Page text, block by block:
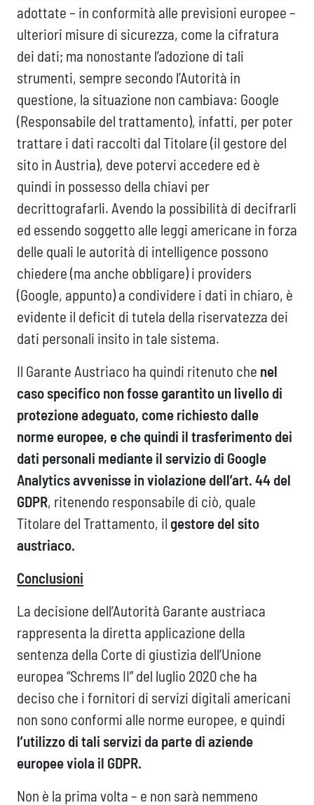
adottate – in conformità alle previsioni europee –
ulteriori misure di sicurezza, come la cifratura
dei dati; ma nonostante l’adozione di tali
strumenti, sempre secondo l’Autorità in
questione, la situazione non cambiava: Google
(Responsabile del trattamento), infatti, per poter
trattare i dati raccolti dal Titolare (il gestore del
sito in Austria), deve potervi accedere ed è
quindi in possesso della chiavi per
decrittografarli. Avendo la possibilità di decifrarli
ed essendo soggetto alle leggi americane in forza
delle quali le autorità di intelligence possono
chiedere (ma anche obbligare) i providers
(Google, appunto) a condividere i dati in chiaro, è
evidente il deficit di tutela della riservatezza dei
dati personali insito in tale sistema.
Il Garante Austriaco ha quindi ritenuto che nel
caso specifico non fosse garantito un livello di
protezione adeguato, come richiesto dalle
norme europee, e che quindi il trasferimento dei
dati personali mediante il servizio di Google
Analytics avvenisse in violazione dell’art. 44 del
GDPR, ritenendo responsabile di ciò, quale
Titolare del Trattamento, il gestore del sito
austriaco.
Conclusioni
La decisione dell’Autorità Garante austriaca
rappresenta la diretta applicazione della
sentenza della Corte di giustizia dell’Unione
europea “Schrems II” del luglio 2020 che ha
deciso che i fornitori di servizi digitali americani
non sono conformi alle norme europee, e quindi
l’utilizzo di tali servizi da parte di aziende
europee viola il GDPR.
Non è la prima volta – e non sarà nemmeno